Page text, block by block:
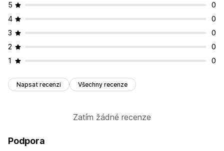
5
0
4
0
3
0
2
0
1
0
Napsat recenzi Všechny recenze
Zatím žádné recenze
Podpora